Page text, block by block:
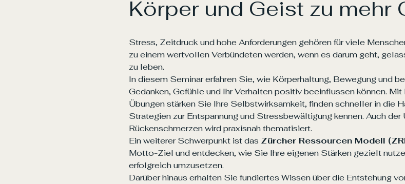
Körper und Geist zu mehr
Stress, Zeitdruck und hohe Anforderungen gehören für viele
zu einem wertvollen Verbündeten werden, wenn es darum geht,
zu leben.
In diesem Seminar erfahren Sie, wie Körperhaltung, Bewegung und
Gedanken, Gefühle und Ihr Verhalten positiv beeinflussen können.
Übungen stärken Sie Ihre Selbstwirksamkeit, finden schneller in die
Strategien zur Entspannung und Stressbewältigung kennen. Auch
Rückenschmerzen wird praxisnah thematisiert.
Ein weiterer Schwerpunkt ist das Zürcher Ressourcen Modell
Motto-Ziel und entdecken, wie Sie Ihre eigenen Stärken gezielt
erfolgreich umzusetzen.
Darüber hinaus erhalten Sie fundiertes Wissen über die Entstehung